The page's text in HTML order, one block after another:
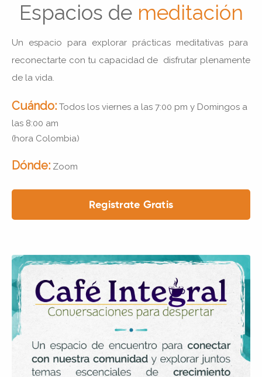
Espacios de meditación
Un espacio para explorar prácticas meditativas para
reconectarte con tu capacidad de disfrutar plenamente
de la vida.
Cuándo: Todos los viernes a las 7:00 pm y Domingos a
las 8:00 am
(hora Colombia)
Dónde: Zoom
Registrate Gratis